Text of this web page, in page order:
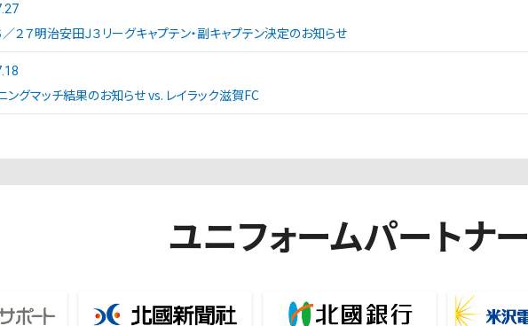
／２７明治安田Ｊ３リーグキャプテン・副キャプテン決定のお知らせ
ングマッチ結果のお知らせ vs. レイラック滋賀FC
ユニフォームパートナー